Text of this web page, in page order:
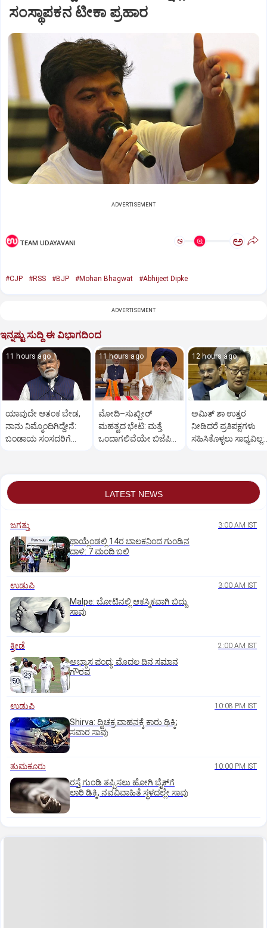
ಸಂಸ್ಥಾಪಕನ ಟೀಕಾ ಪ್ರಹಾರ
ADVERTISEMENT
TEAM UDAYAVANI ಅ ಅ
#CJP #RSS #BJP #Mohan Bhagwat #Abhijeet Dipke
ADVERTISEMENT
ಇನ್ನಷ್ಟು ಸುದ್ದಿ ಈ ವಿಭಾಗದಿಂದ
11 hours ago
ಯಾವುದೇ ಆತಂಕ ಬೇಡ,
ನಾನು ನಿಮ್ಮೊಂದಿಗಿದ್ದೇನೆ:
ಬಂಡಾಯ ಸಂಸದರಿಗೆ
11 hours ago
ಮೋದಿ–ಸುಖ್ಬೀರ್
ಮಹತ್ವದ ಭೇಟಿ: ಮತ್ತೆ
ಒಂದಾಗಲಿವೆಯೇ ಬಿಜೆಪಿ–
12 hours ago
ಅಮಿತ್ ಶಾ ಉತ್ತರ
ನೀಡಿದರೆ ಪ್ರತಿಪಕ್ಷಗಳು
ಸಹಿಸಿಕೊಳ್ಳಲು ಸಾಧ್ಯವಿಲ್ಲ:
LATEST NEWS
ಜಗತ್ತು 3:00 AM IST
ಥಾಯ್ಲೆಂಡಲ್ಲಿ 14ರ ಬಾಲಕನಿಂದ ಗುಂಡಿನ
ದಾಳಿ: 7 ಮಂದಿ ಬಲಿ
ಉಡುಪಿ 3:00 AM IST
Malpe: ಬೋಟಿನಲ್ಲಿ ಆಕಸ್ಮಿಕವಾಗಿ ಬಿದ್ದು
ಸಾವು
ಕ್ರೀಡೆ 2:00 AM IST
ಅಭ್ಯಾಸ ಪಂದ್ಯ: ಮೊದಲ ದಿನ ಸಮಾನ
ಗೌರವ
ಉಡುಪಿ 10:08 PM IST
Shirva: ದ್ವಿಚಕ್ರ ವಾಹನಕ್ಕೆ ಕಾರು ಢಿಕ್ಕಿ;
ಸವಾರ ಸಾವು
ತುಮಕೂರು 10:00 PM IST
ರಸ್ತೆ ಗುಂಡಿ ತಪ್ಪಿಸಲು ಹೋಗಿ ಬೈಕ್‌ಗೆ
ಲಾರಿ ಡಿಕ್ಕಿ, ನವವಿವಾಹಿತೆ ಸ್ಥಳದಲ್ಲೇ ಸಾವು